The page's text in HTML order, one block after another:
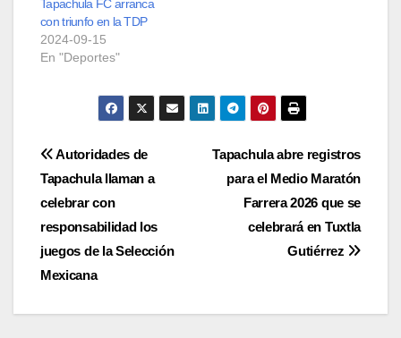
Tapachula FC arranca
con triunfo en la TDP
2024-09-15
En "Deportes"
Navegación
de
entradas
Tapachula abre registros
para el Medio Maratón
Farrera 2026 que se
celebrará en Tuxtla
Gutiérrez
Autoridades de
Tapachula llaman a
celebrar con
responsabilidad los
juegos de la Selección
Mexicana